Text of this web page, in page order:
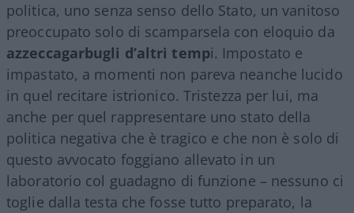
politica, uno senza senso dello Stato, un vanitoso
preoccupato solo di scamparsela con eloquio da
azzeccagarbugli d’altri tempi. Impostato e
impastato, a momenti non pareva neanche lucido
in quel recitare istrionico. Tristezza per lui, ma
anche per quel rappresentare uno stato della
politica negativa che è tragico e che non è solo di
questo avvocato foggiano allevato in un
laboratorio col guadagno di funzione – nessuno ci
toglie dalla testa che fosse tutto preparato, la